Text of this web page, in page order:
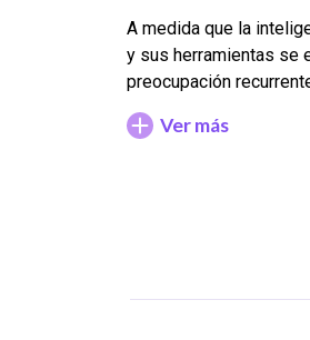
A medida que la
y sus herramientas se
preocupación
Ver más